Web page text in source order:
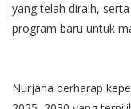
yang telah diraih,
program baru untuk
Nurjana berharap